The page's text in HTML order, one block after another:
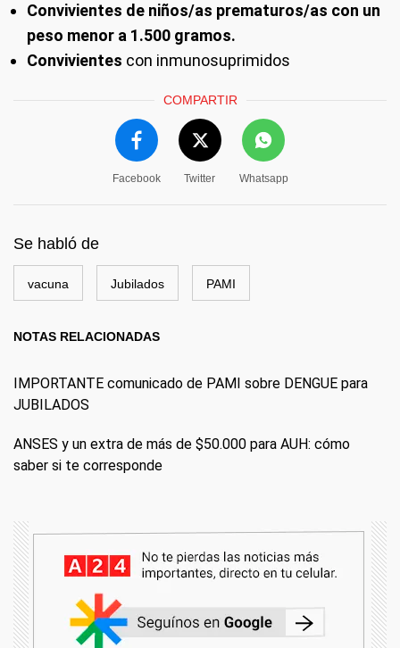
Convivientes de niños/as prematuros/as con un
peso menor a 1.500 gramos.
Convivientes con inmunosuprimidos
COMPARTIR
Facebook Twitter Whatsapp
Se habló de
vacuna Jubilados PAMI
NOTAS RELACIONADAS
IMPORTANTE comunicado de PAMI sobre DENGUE para
JUBILADOS
ANSES y un extra de más de $50.000 para AUH: cómo
saber si te corresponde